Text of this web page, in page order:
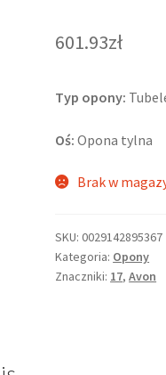
601.93zł
Typ opony:
Oś: Opona tylna
Brak w
SKU:0029142895367
Kategoria: Opony
Znaczniki: 17,Avon